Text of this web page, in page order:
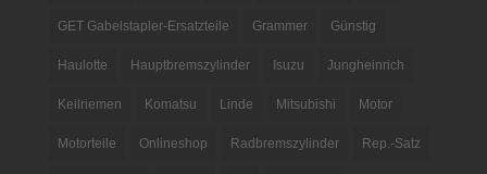
GET Gabelstapler-Ersatzteile Grammer Günstig
Haulotte Hauptbremszylinder Isuzu Jungheinrich
Keilriemen Komatsu Linde Mitsubishi Motor
Motorteile Onlineshop Radbremszylinder Rep.-Satz